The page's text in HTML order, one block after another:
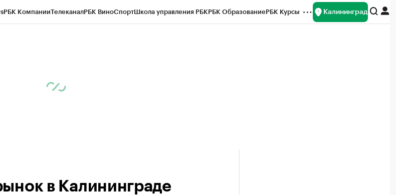
РБК КомпанииТелеканалРБК ВиноСпортШкола управления РБКРБК ОбразованиеРБК Курсы Калининград
в Калининграде